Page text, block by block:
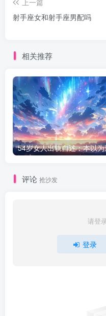
射手座女和射手座男配吗
相关推荐
评论 抢沙发
请登
登录